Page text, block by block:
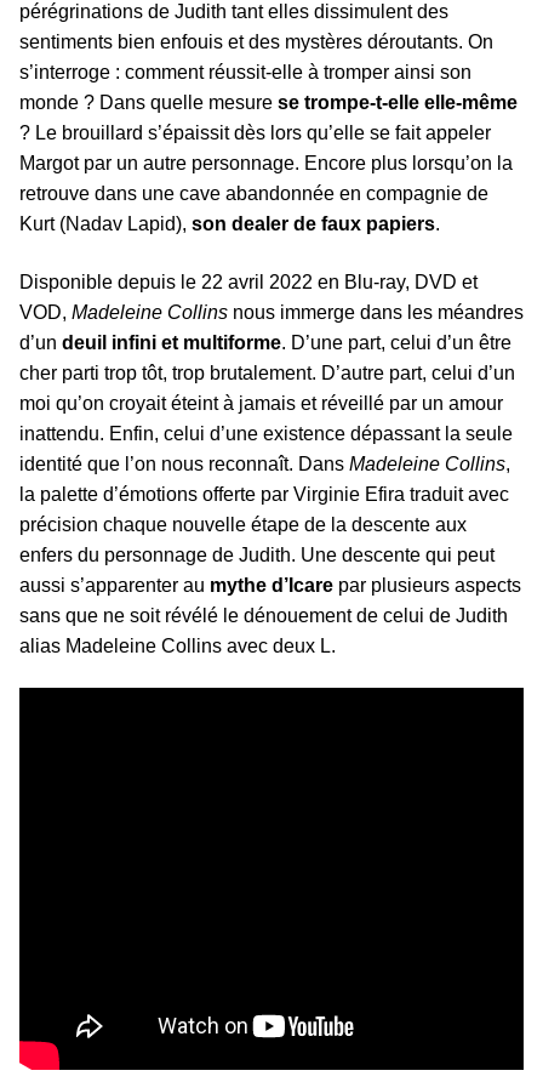
pérégrinations de Judith tant elles dissimulent des
sentiments bien enfouis et des mystères déroutants. On
s’interroge : comment réussit-elle à tromper ainsi son
monde ? Dans quelle mesure se trompe-t-elle elle-même
? Le brouillard s’épaissit dès lors qu’elle se fait appeler
Margot par un autre personnage. Encore plus lorsqu’on la
retrouve dans une cave abandonnée en compagnie de
Kurt (Nadav Lapid), son dealer de faux papiers.
Disponible depuis le 22 avril 2022 en Blu-ray, DVD et
VOD, Madeleine Collins nous immerge dans les méandres
d’un deuil infini et multiforme. D’une part, celui d’un être
cher parti trop tôt, trop brutalement. D’autre part, celui d’un
moi qu’on croyait éteint à jamais et réveillé par un amour
inattendu. Enfin, celui d’une existence dépassant la seule
identité que l’on nous reconnaît. Dans Madeleine Collins,
la palette d’émotions offerte par Virginie Efira traduit avec
précision chaque nouvelle étape de la descente aux
enfers du personnage de Judith. Une descente qui peut
aussi s’apparenter au mythe d’Icare par plusieurs aspects
sans que ne soit révélé le dénouement de celui de Judith
alias Madeleine Collins avec deux L.